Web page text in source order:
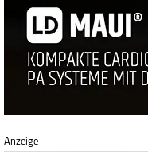
Anzeige